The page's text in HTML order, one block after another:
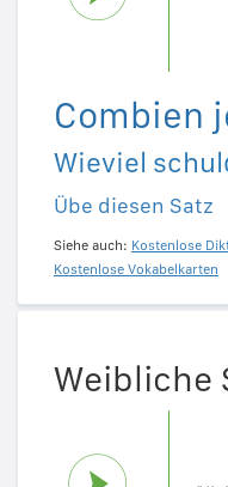
Combien
Wieviel
Übe diesen Satz
Siehe auch: Kostenlose
Kostenlose Vokabelkarten
Weibliche